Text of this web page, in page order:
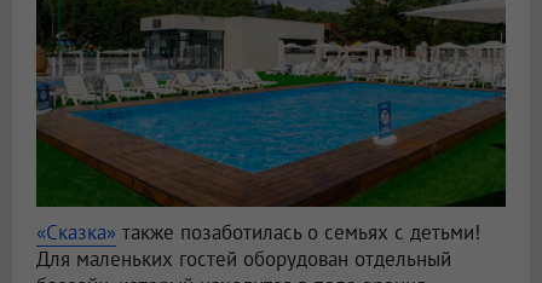
«Сказка» также позаботилась о семьях с детьми!
Для маленьких гостей оборудован отдельный